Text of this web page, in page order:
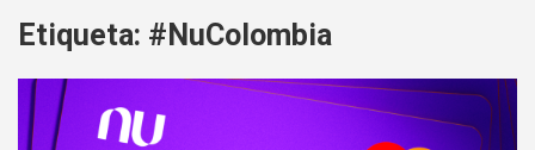
content
Etiqueta: #NuColombia